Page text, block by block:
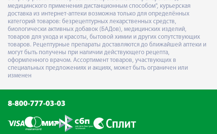
медицинского применения дистанционным способом", курьерская
доставка из интернет-аптеки возможна только для определённых
категорий товаров: безрецептурных лекарственных средств,
биологически активных добавок (БАДов), медицинских изделий,
товаров для ухода и красоты, бытовой химии и других сопутствующих
товаров. Рецептурные препараты доставляются до ближайшей аптеки и
могут быть получены при наличии действующего рецепта,
оформленного врачом. Ассортимент товаров, участвующих в
специальных предложениях и акциях, может быть ограничен или
изменен
8-800-777-03-03